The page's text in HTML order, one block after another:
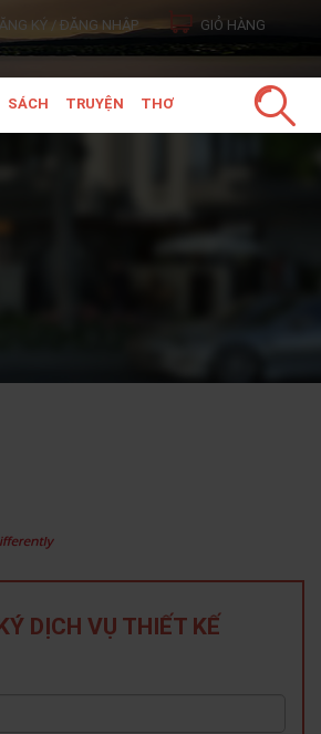
KÝ / ĐĂNG NHẬP GIỎ HÀNG
SÁCH TRUYỆN THƠ
DỊCH VỤ THIẾT KẾ